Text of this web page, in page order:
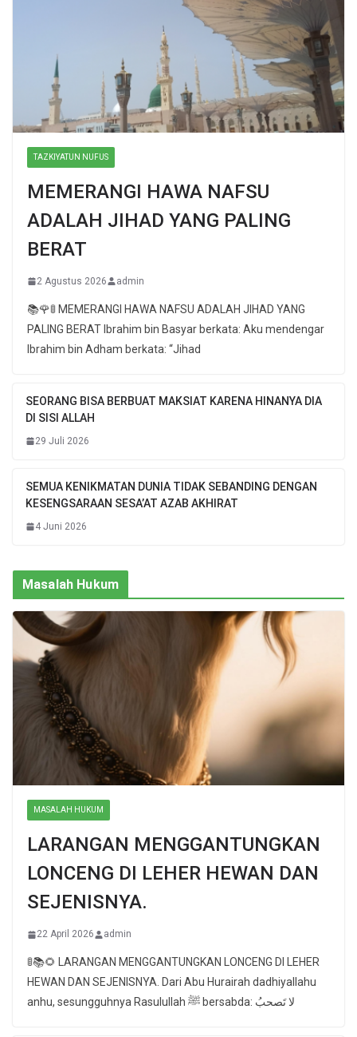
TAZKIYATUN NUFUS
MEMERANGI HAWA NAFSU
ADALAH JIHAD YANG PALING
BERAT
2 Agustus 2026 admin
📚🌹🚦 MEMERANGI HAWA NAFSU ADALAH JIHAD YANG
PALING BERAT Ibrahim bin Basyar berkata: Aku mendengar
Ibrahim bin Adham berkata: “Jihad
SEORANG BISA BERBUAT MAKSIAT KARENA HINANYA DIA
DI SISI ALLAH
29 Juli 2026
SEMUA KENIKMATAN DUNIA TIDAK SEBANDING DENGAN
KESENGSARAAN SESA’AT AZAB AKHIRAT
4 Juni 2026
Masalah Hukum
MASALAH HUKUM
LARANGAN MENGGANTUNGKAN
LONCENG DI LEHER HEWAN DAN
SEJENISNYA.
22 April 2026 admin
🚦📚🌻 LARANGAN MENGGANTUNGKAN LONCENG DI LEHER
HEWAN DAN SEJENISNYA. Dari Abu Hurairah dadhiyallahu
anhu, sesungguhnya Rasulullah ﷺ bersabda: لا تَصحبُ